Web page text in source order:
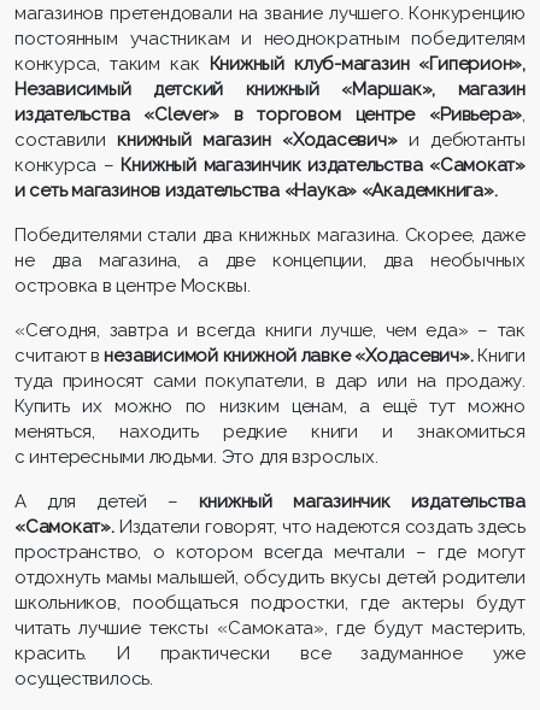
магазинов претендовали на звание лучшего. Конкуренцию
постоянным участникам и неоднократным победителям
конкурса, таким как Книжный клуб-магазин «Гиперион»,
Независимый детский книжный «Маршак», магазин
издательства «Clever» в торговом центре «Ривьера»,
составиликнижный магазин «Ходасевич»и дебютанты
конкурса – Книжный магазинчик издательства «Самокат»
и сеть магазинов издательства «Наука» «Академкнига».
Победителями стали два книжных магазина. Скорее, даже
не два магазина, а две концепции, два необычных
островка в центре Москвы.
«Сегодня, завтра и всегда книги лучше, чем еда» – так
считают внезависимой книжной лавке «Ходасевич».Книги
туда приносят сами покупатели, в дар или на продажу.
Купить их можно по низким ценам, а ещё тут можно
меняться, находить редкие книги и знакомиться
с интересными людьми. Это для взрослых.
А для детей – книжный магазинчик издательства
«Самокат». Издатели говорят, что надеются создать здесь
пространство, о котором всегда мечтали – где могут
отдохнуть мамы малышей, обсудить вкусы детей родители
школьников, пообщаться подростки, где актеры будут
читать лучшие тексты «Самоката», где будут мастерить,
красить. И практически все задуманное уже
осуществилось.